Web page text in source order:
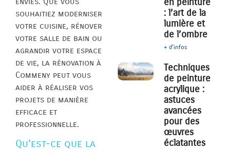
souhaitiez moderniser
votre cuisine, rénover
votre salle de bain ou
agrandir votre espace
de vie, la rénovation à
Commeny peut vous
aider à réaliser vos
projets de manière
efficace et
professionnelle.
Qu’est-ce que la
: l’art de la
lumière et
de l’ombre
+ d'infos
Techniques
de peinture
acrylique :
astuces
avancées
pour des
œuvres
éclatantes